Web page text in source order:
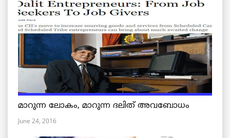
മാറുന്ന ലോകം, മാറുന്ന ദലിത് അവബോധം
June 24, 2016